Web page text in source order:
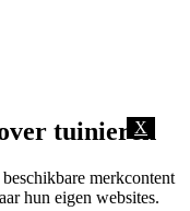
X
tuinieren
merkcontent
hun eigen websites.